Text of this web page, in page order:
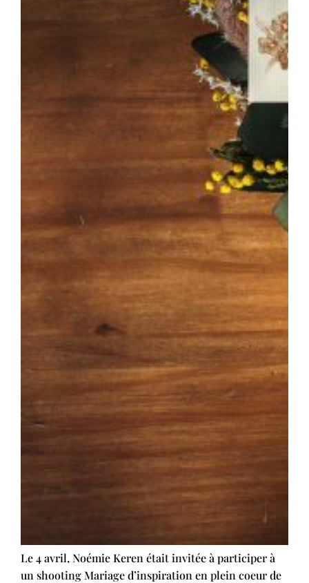
Le 4 avril, Noémie Keren était invitée à participer à
un shooting Mariage d’inspiration en plein coeur de